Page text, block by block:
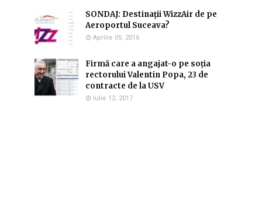
SONDAJ: Destinaţii WizzAir de pe
Aeroportul Suceava?
Aprilie 05, 2016
Firmă care a angajat-o pe soția
rectorului Valentin Popa, 23 de
contracte de la USV
Iulie 12, 2017